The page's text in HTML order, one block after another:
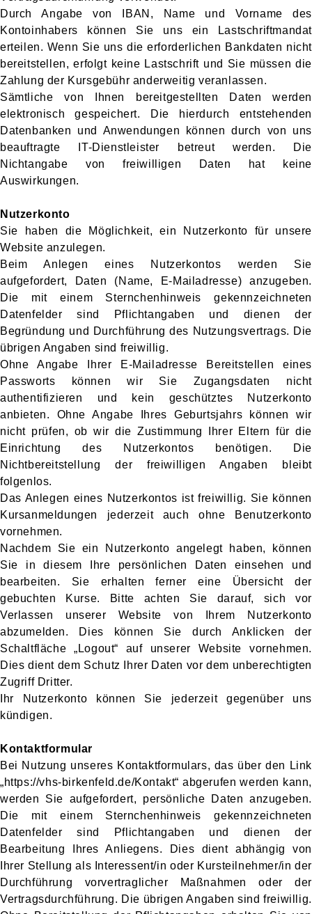
Durch Angabe von IBAN, Name und Vorname des
Kontoinhabers können Sie uns ein Lastschriftmandat
erteilen. Wenn Sie uns die erforderlichen Bankdaten nicht
bereitstellen, erfolgt keine Lastschrift und Sie müssen die
Zahlung der Kursgebühr anderweitig veranlassen.
Sämtliche von Ihnen bereitgestellten Daten werden
elektronisch gespeichert. Die hierdurch entstehenden
Datenbanken und Anwendungen können durch von uns
beauftragte IT-Dienstleister betreut werden. Die
Nichtangabe von freiwilligen Daten hat keine
Auswirkungen.
Nutzerkonto
Sie haben die Möglichkeit, ein Nutzerkonto für unsere
Website anzulegen.
Beim Anlegen eines Nutzerkontos werden Sie
aufgefordert, Daten (Name, E-Mailadresse) anzugeben.
Die mit einem Sternchenhinweis gekennzeichneten
Datenfelder sind Pflichtangaben und dienen der
Begründung und Durchführung des Nutzungsvertrags. Die
übrigen Angaben sind freiwillig.
Ohne Angabe Ihrer E-Mailadresse Bereitstellen eines
Passworts können wir Sie Zugangsdaten nicht
authentifizieren und kein geschütztes Nutzerkonto
anbieten. Ohne Angabe Ihres Geburtsjahrs können wir
nicht prüfen, ob wir die Zustimmung Ihrer Eltern für die
Einrichtung des Nutzerkontos benötigen. Die
Nichtbereitstellung der freiwilligen Angaben bleibt
folgenlos.
Das Anlegen eines Nutzerkontos ist freiwillig. Sie können
Kursanmeldungen jederzeit auch ohne Benutzerkonto
vornehmen.
Nachdem Sie ein Nutzerkonto angelegt haben, können
Sie in diesem Ihre persönlichen Daten einsehen und
bearbeiten. Sie erhalten ferner eine Übersicht der
gebuchten Kurse. Bitte achten Sie darauf, sich vor
Verlassen unserer Website von Ihrem Nutzerkonto
abzumelden. Dies können Sie durch Anklicken der
Schaltfläche „Logout“ auf unserer Website vornehmen.
Dies dient dem Schutz Ihrer Daten vor dem unberechtigten
Zugriff Dritter.
Ihr Nutzerkonto können Sie jederzeit gegenüber uns
kündigen.
Kontaktformular
Bei Nutzung unseres Kontaktformulars, das über den Link
„https://vhs-birkenfeld.de/Kontakt“ abgerufen werden kann,
werden Sie aufgefordert, persönliche Daten anzugeben.
Die mit einem Sternchenhinweis gekennzeichneten
Datenfelder sind Pflichtangaben und dienen der
Bearbeitung Ihres Anliegens. Dies dient abhängig von
Ihrer Stellung als Interessent/in oder Kursteilnehmer/in der
Durchführung vorvertraglicher Maßnahmen oder der
Vertragsdurchführung. Die übrigen Angaben sind freiwillig.